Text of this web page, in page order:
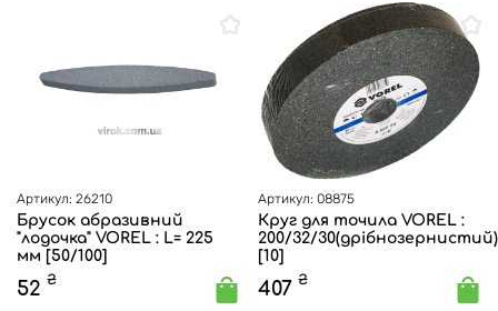
Артикул: 26210
Брусок абразивний
"лодочка" VOREL : L= 225
мм [50/100]
52 ₴
Артикул: 08875
Круг для точила VOREL :
200/32/30(дрібнозернистий)
[10]
407 ₴